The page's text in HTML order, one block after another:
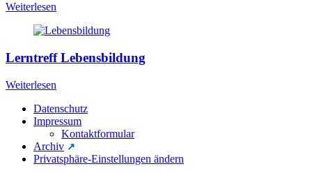
Weiterlesen
Lerntreff Lebensbildung
Weiterlesen
Datenschutz
Impressum
Kontaktformular
Archiv
Privatsphäre-Einstellungen ändern